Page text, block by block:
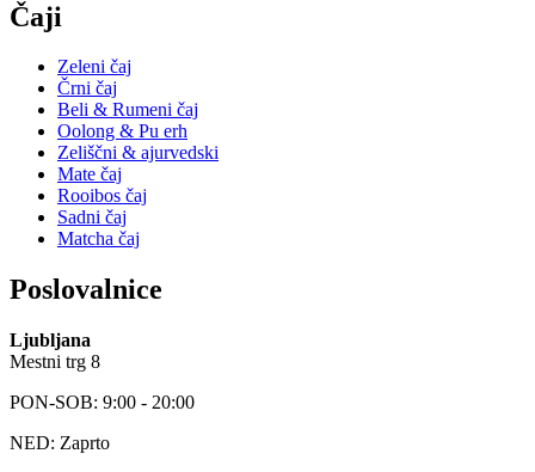
Čaji
Zeleni čaj
Črni čaj
Beli & Rumeni čaj
Oolong & Pu erh
Zeliščni & ajurvedski
Mate čaj
Rooibos čaj
Sadni čaj
Matcha čaj
Poslovalnice
Ljubljana
Mestni trg 8
PON-SOB: 9:00 - 20:00
NED: Zaprto